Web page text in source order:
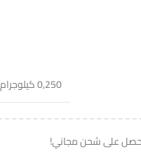
0,250 كيلوجرام
على شحن مجاني!